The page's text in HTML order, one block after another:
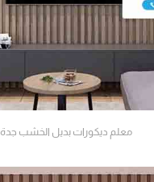
معلم ديكورات بديل الخشب جدة